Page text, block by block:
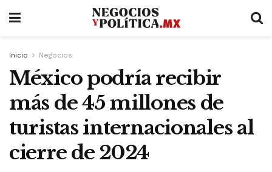
Inicio Negocios
México podría recibir
más de 45 millones de
turistas internacionales al
cierre de 2024